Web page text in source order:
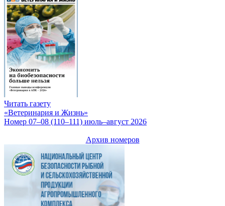
Читать газету
«Ветеринария и Жизнь»
Номер 07–08 (110–111) июль–август 2026
Архив номеров